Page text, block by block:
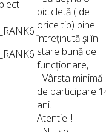
bicicletă ( de
orice tip) bine
întreținută și în
stare bună de
funcționare,
- Vârsta minimă
de participare
ani.
Atentie!!!